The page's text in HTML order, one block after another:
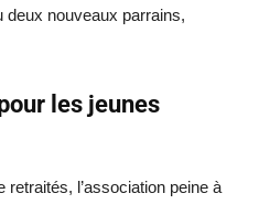
deux nouveaux parrains,
les jeunes
l’association peine à